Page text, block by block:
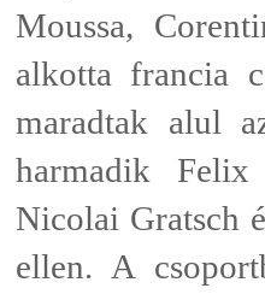
Moussa,
alkotta francia
maradtak alul
harmadik
Nicolai Gratsch
ellen. A